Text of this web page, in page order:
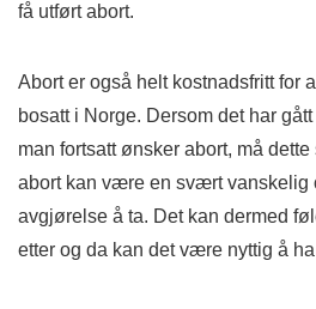
få utført abort.
Abort er også helt kostnadsfritt for
bosatt i Norge. Dersom det har
man fortsatt ønsker abort, må
abort kan være en svært vanskelig
avgjørelse å ta. Det kan dermed
etter og da kan det være nyttig å